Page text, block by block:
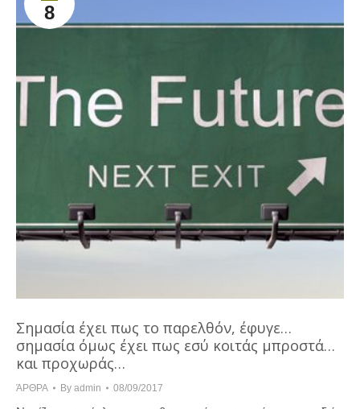
8
Σημασία έχει πως το παρελθόν, έφυγε…
σημασία όμως έχει πως εσύ κοιτάς μπροστά…
και προχωράς…
ΆΡΘΡΑ By admin 08/09/2017